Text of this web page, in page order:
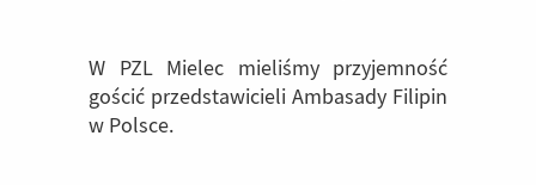
W PZL Mielec mieliśmy przyjemność
gościć przedstawicieli Ambasady Filipin
w Polsce.